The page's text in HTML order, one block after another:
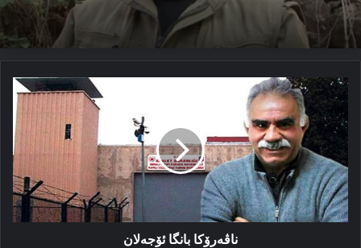
ناڤەرۆکا
بانگا
ئۆجەلان
ناڤەرۆکا بانگا ئۆجەلان